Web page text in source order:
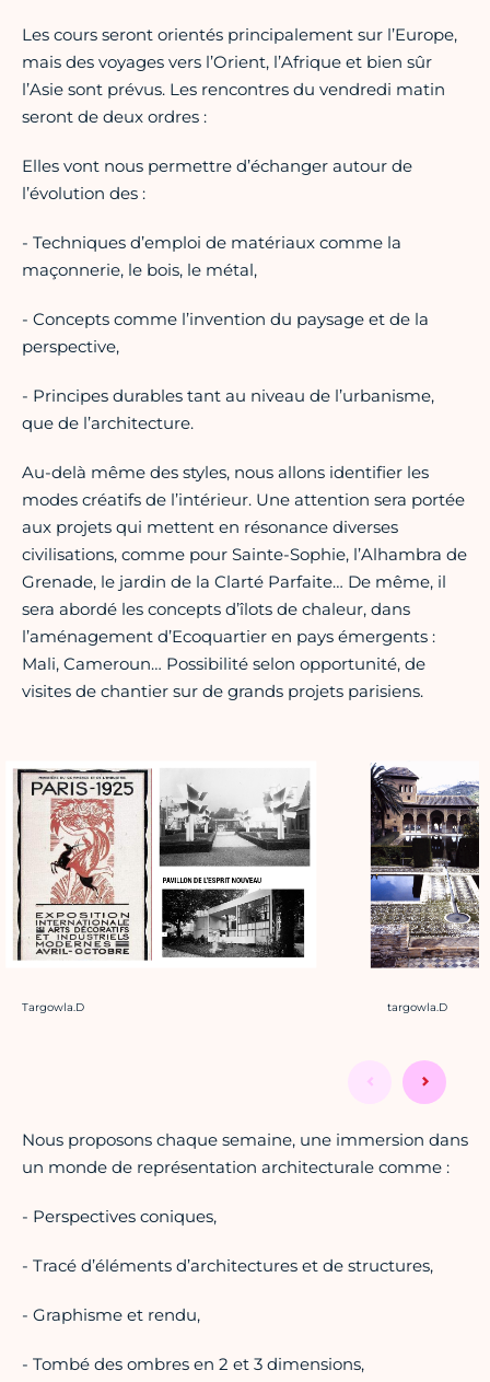
Les cours seront orientés principalement sur l’Europe,
mais des voyages vers l’Orient, l’Afrique et bien sûr
l’Asie sont prévus. Les rencontres du vendredi matin
seront de deux ordres :
Elles vont nous permettre d’échanger autour de
l’évolution des :
- Techniques d’emploi de matériaux comme la
maçonnerie, le bois, le métal,
- Concepts comme l’invention du paysage et de la
perspective,
- Principes durables tant au niveau de l’urbanisme,
que de l’architecture.
Au-delà même des styles, nous allons identifier les
modes créatifs de l’intérieur. Une attention sera portée
aux projets qui mettent en résonance diverses
civilisations, comme pour Sainte-Sophie, l’Alhambra de
Grenade, le jardin de la Clarté Parfaite… De même, il
sera abordé les concepts d’îlots de chaleur, dans
l’aménagement d’Ecoquartier en pays émergents :
Mali, Cameroun… Possibilité selon opportunité, de
visites de chantier sur de grands projets parisiens.
Crédit photo :
Targowla.D Crédit photo :
targowla.D
Nous proposons chaque semaine, une immersion dans
un monde de représentation architecturale comme :
- Perspectives coniques,
- Tracé d’éléments d’architectures et de structures,
- Graphisme et rendu,
- Tombé des ombres en 2 et 3 dimensions,